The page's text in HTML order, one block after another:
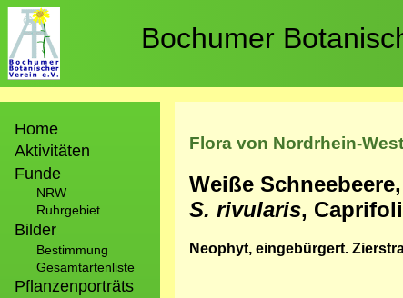
Direkt
zum
Inhalt
Bochumer
Home
Aktivitäten
Funde
NRW
Ruhrgebiet
Bilder
Bestimmung
Gesamtartenliste
Pflanzenporträts
Flora von Nordrhein-
Weiße
S. rivularis,
Neophyt, eingebürgert.